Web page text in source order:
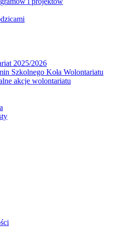
2025/2026
Szkolnego Koła Wolontariatu
akcje wolontariatu